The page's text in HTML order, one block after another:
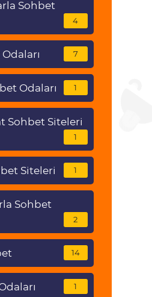
Sohbet
4
7
Odaları 1
Sohbet Siteleri
1
Siteleri 1
Sohbet
2
14
1